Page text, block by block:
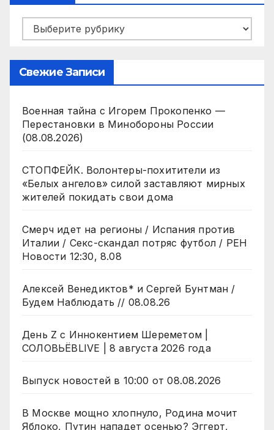
Рубрики
Свежие Записи
Военная тайна с Игорем Прокопенко —
Перестановки в Минобороны России
(08.08.2026)
СТОПФЕЙК. Волонтеры-похитители из
«Белых ангелов» силой заставляют мирных
жителей покидать свои дома
Смерч идет на регионы / Испания против
Италии / Секс-скандал потряс футбол / РЕН
Новости 12:30, 8.08
Алексей Венедиктов* и Сергей Бунтман /
Будем Наблюдать // 08.08.26
День Z с Иннокентием Шереметом |
СОЛОВЬЁВLIVE | 8 августа 2026 года
Выпуск новостей в 10:00 от 08.08.2026
В Москве мощно хлопнуло, Родина мочит
Яблоко, Путин нападет осенью? Эггерт,